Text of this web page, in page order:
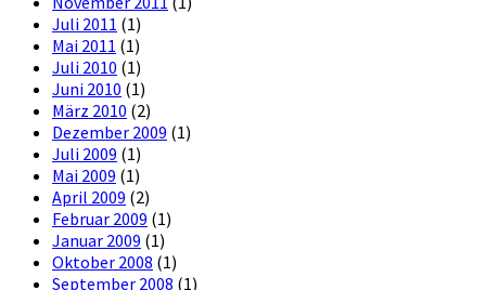
Juli 2011 (1)
Mai 2011 (1)
Juli 2010 (1)
Juni 2010 (1)
März 2010 (2)
Dezember 2009 (1)
Juli 2009 (1)
Mai 2009 (1)
April 2009 (2)
Februar 2009 (1)
Januar 2009 (1)
Oktober 2008 (1)
September 2008 (1)